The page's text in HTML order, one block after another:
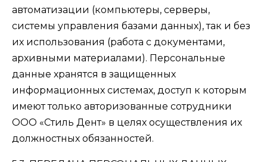
автоматизации (компьютеры, серверы,
системы управления базами данных), так и без
их использования (работа с документами,
архивными материалами). Персональные
данные хранятся в защищенных
информационных системах, доступ к которым
имеют только авторизованные сотрудники
ООО «Стиль Дент» в целях осуществления их
должностных обязанностей.